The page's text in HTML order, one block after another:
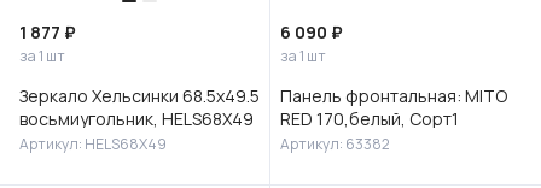
1 877 ₽
за 1 шт
Зеркало Хельсинки 68.5х49.5
восьмиугольник, HELS68X49
Артикул: HELS68X49
6 090 ₽
за 1 шт
Панель фронтальная: MITO
RED 170,белый, Сорт1
Артикул: 63382